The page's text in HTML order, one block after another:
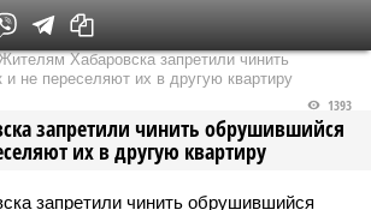
Федеральный выпуск
Хабаровска запретили чинить
не переселяют их в другую квартиру
запретили чинить обрушившийся
их в другую квартиру
1393